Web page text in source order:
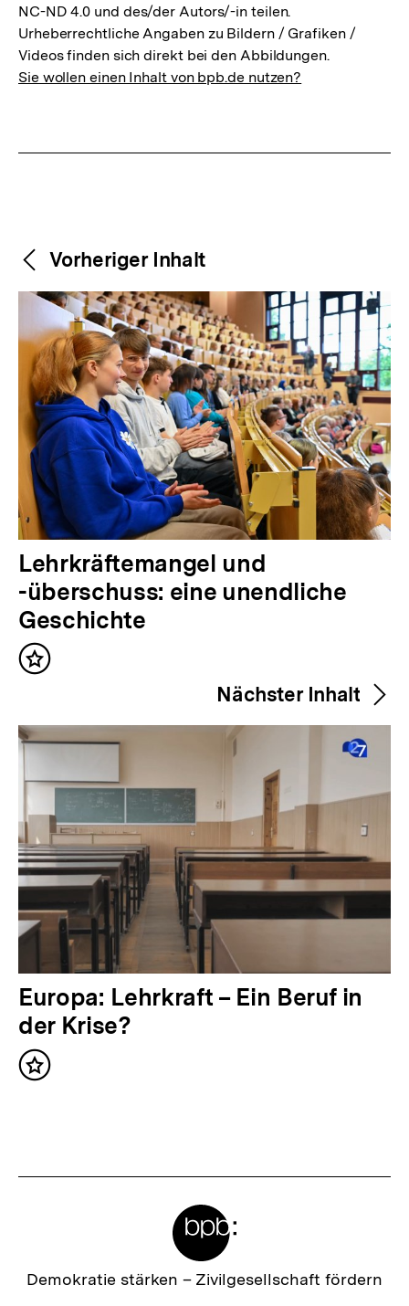
NC-ND 4.0 und des/der Autors/-in teilen.
Urheberrechtliche Angaben zu Bildern / Grafiken /
Videos finden sich direkt bei den Abbildungen.
Sie wollen einen Inhalt von bpb.de nutzen?
Weitere
Inhalte
Content-
Navigation
Vorheriger Inhalt
V
o
r
h
e
i
g
e
r
I
n
h
a
t
:
Lehrkräftemangel und
-überschuss: eine unendliche
Geschichte
Inhalt
Nächster Inhalt
N
ä
c
h
h
Europa: Lehrkraft – Ein Beruf in
der Krise?
Inhalt
Zur
Demokratie stärken – Zivilgesellschaft fördern